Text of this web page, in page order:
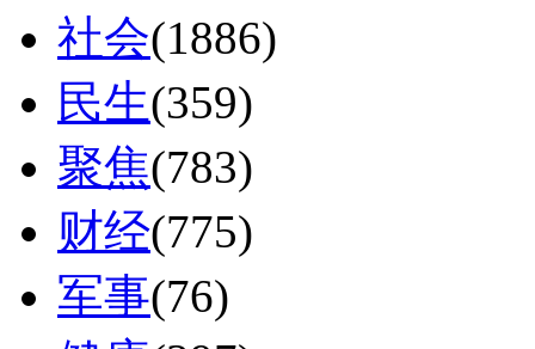
社会(1886)
民生(359)
聚焦(783)
财经(775)
军事(76)